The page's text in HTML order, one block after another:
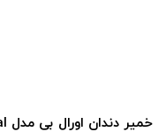
خمیر دندان اورال بی مدل 3D White Clinical اورجینال